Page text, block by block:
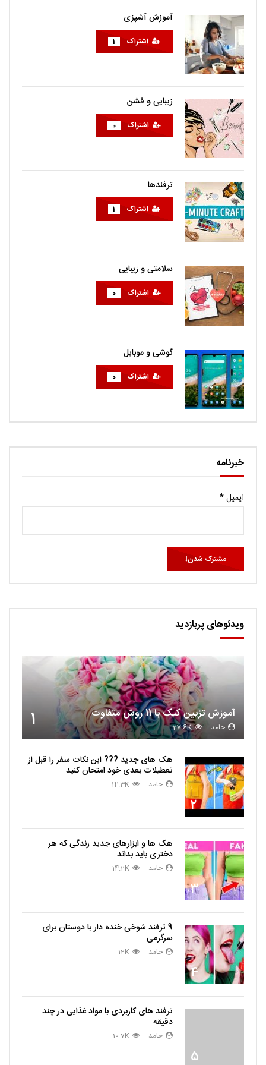
آموزش آشپزی
اشتراک 1
زیبایی و فشن
اشتراک 0
ترفندها
اشتراک 1
سلامتی و زیبایی
اشتراک 0
گوشی و موبایل
اشتراک 0
خبرنامه
ایمیل*
ویدئوهای پربازدید
1 آموزش تزیین کیک با 11 روش متفاوت
حامد 27.6K
2
هک های جدید ??️? این نکات سفر را قبل از
تعطیلات بعدی خود امتحان کنید
حامد 14.3K
3
هک ها و ابزارهای جدید زندگی که هر
دختری باید بداند
حامد 14.2K
4
9 ترفند شوخی خنده دار با دوستان برای
سرگرمی
حامد 12K
5
ترفند های کاربردی با مواد غذایی در چند
دقیقه
حامد 10.7K